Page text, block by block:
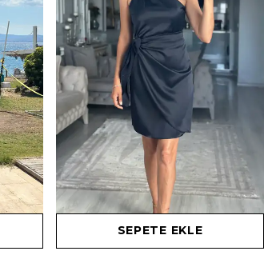
SEPETE EKLE